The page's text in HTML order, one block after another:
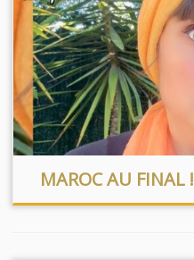
MAROC AU FINAL !